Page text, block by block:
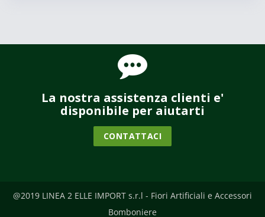
La nostra assistenza clienti e'
disponibile per aiutarti
CONTATTACI
@2019 LINEA 2 ELLE IMPORT s.r.l - Fiori Artificiali e Accessori
Bomboniere